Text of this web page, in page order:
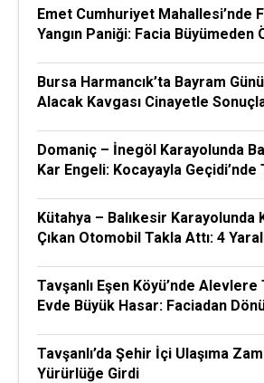
Emet Cumhuriyet Mahallesi’nde
Yangın Paniği: Facia Büyümeden
Bursa Harmancık’ta Bayram
Alacak Kavgası Cinayetle
Domaniç – İnegöl Karayolunda
Kar Engeli: Kocayayla Geçidi’nde
Kütahya – Balıkesir Karayolunda
Çıkan Otomobil Takla Attı: 4
Tavşanlı Eşen Köyü’nde
Evde Büyük Hasar: Faciadan
Tavşanlı’da Şehir İçi Ulaşıma
Yürürlüğe Girdi